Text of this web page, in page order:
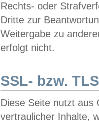
Rechts- oder
Dritte zur
Weitergabe zu
erfolgt nicht.
SSL- bzw.
Diese Seite nutzt aus
vertraulicher Inhalte,